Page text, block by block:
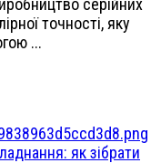
точності, яку
...
як зібрати